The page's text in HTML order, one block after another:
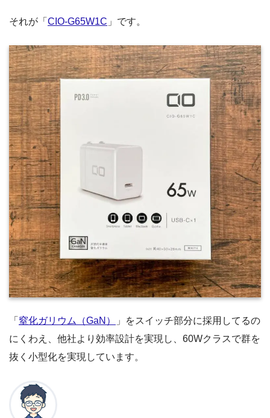
それが「 CIO-G65W1C 」です。
「 窒化ガリウム（GaN）
」をスイッチ部分に採用してるの
にくわえ、他社より効率設計を実現し、60Wクラスで群を
抜く小型化を実現しています。